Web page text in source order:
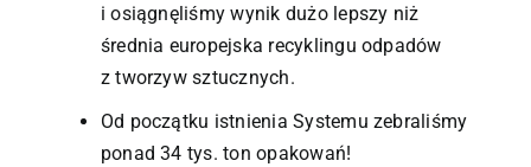
i osiągnęliśmy wynik dużo lepszy niż
średnia europejska recyklingu odpadów
z tworzyw sztucznych.
Od początku istnienia Systemu zebraliśmy
ponad 34 tys. ton opakowań!